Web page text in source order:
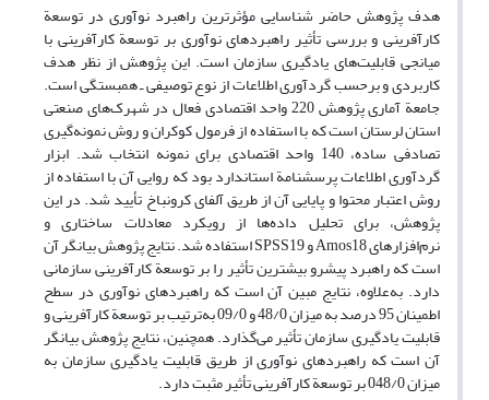
هدف پژوهش حاضر شناسایی مؤثرترین راهبرد نوآوری در توسعة
کارآفرینی و بررسی تأثیر راهبردهای نوآوری بر توسعة کارآفرینی با
میانجی قابلیت‌های یادگیری سازمان است. این پژوهش از نظر هدف
کاربردی و برحسب گردآوری اطلاعات از نوع توصیفی ـ همبستگی است.
جامعة آماری پژوهش 220 واحد اقتصادی فعال در شهرک‌های صنعتی
استان لرستان است که با استفاده از فرمول کوکران و روش نمونه‌گیری
تصادفی ساده، 140 واحد اقتصادی برای نمونه انتخاب شد. ابزار
گردآوری اطلاعات پرسشنامة استاندارد بود که روایی آن با استفاده از
روش اعتبار محتوا و پایایی آن از طریق آلفای کرونباخ تأیید شد. در این
پژوهش، برای تحلیل داده‌ها از رویکرد معادلات ساختاری و
نرم‌افزارهای Amos18 و SPSS19 استفاده شد. نتایج پژوهش بیانگر آن
است که راهبرد پیشرو بیشترین تأثیر را بر توسعة کارآفرینی سازمانی
دارد. به‌علاوه، نتایج مبین آن است که راهبرد‌های نوآوری در سطح
اطمینان 95 درصد به میزان 48/0 و 09/0 به‌ترتیب بر توسعة کارآفرینی و
قابلیت یادگیری سازمان تأثیر می‌گذارد. همچنین، نتایج پژوهش بیانگر
آن است که راهبرد‌های نوآوری از طریق قابلیت یادگیری سازمان به
میزان 048/0 بر توسعة کارآفرینی تأثیر مثبت دارد.